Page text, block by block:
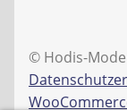
© Hodis-